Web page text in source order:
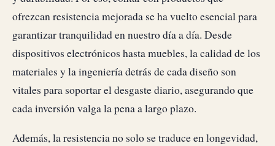
ofrezcan resistencia mejorada se ha vuelto esencial para
garantizar tranquilidad en nuestro día a día. Desde
dispositivos electrónicos hasta muebles, la calidad de los
materiales y la ingeniería detrás de cada diseño son
vitales para soportar el desgaste diario, asegurando que
cada inversión valga la pena a largo plazo.
Además, la resistencia no solo se traduce en longevidad,